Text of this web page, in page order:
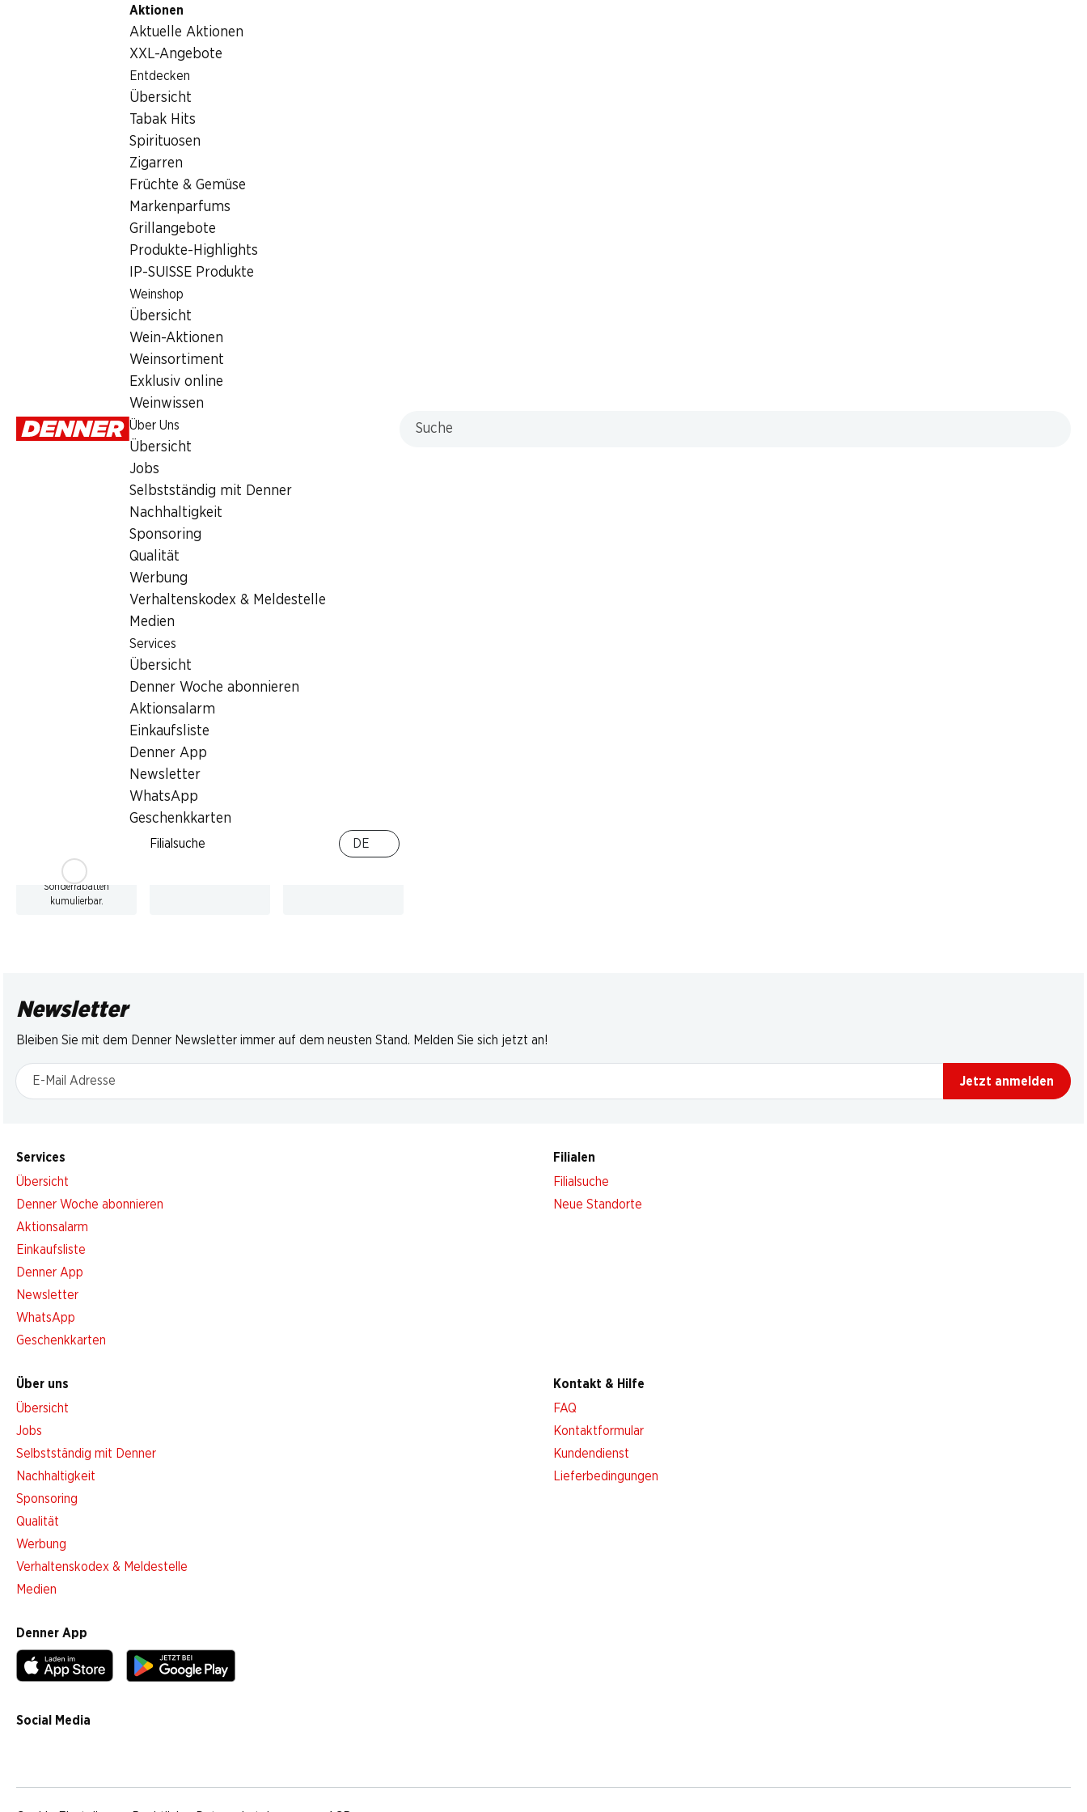
Aktionen
Aktuelle Aktionen
XXL-Angebote
Entdecken
Übersicht
Tabak Hits
Spirituosen
Zigarren
Früchte & Gemüse
Markenparfums
Grillangebote
Produkte-Highlights
IP-SUISSE Produkte
Weinshop
Übersicht
Wein-Aktionen
Weinsortiment
Exklusiv online
Weinwissen
Über Uns
Übersicht
Jobs
Selbstständig mit Denner
Nachhaltigkeit
Sponsoring
Qualität
Werbung
Verhaltenskodex & Meldestelle
Medien
Services
Übersicht
Denner Woche abonnieren
Aktionsalarm
Einkaufsliste
Denner App
Newsletter
WhatsApp
Geschenkkarten
Filialsuche DE
Nicht-Lebensmittel
Prokudent Zahnbürste Interdental Medium
1026041
Was andere Kunden kaufen
anderen Gutscheinen,
Sonderrabatten
kumulierbar.
32%
8.90 statt 13.20
Listerine
Care Zahnschutz
2 x 500 ml
Newsletter
Bleiben Sie mit dem Denner Newsletter immer auf dem neusten Stand. Melden Sie sich jetzt an!
E-Mail Adresse
Jetzt anmelden
Services
Übersicht
Denner Woche abonnieren
Aktionsalarm
Einkaufsliste
Denner App
Newsletter
WhatsApp
Geschenkkarten
Filialen
Filialsuche
Neue Standorte
Über uns
Übersicht
Jobs
Selbstständig mit Denner
Nachhaltigkeit
Sponsoring
Qualität
Werbung
Verhaltenskodex & Meldestelle
Medien
Kontakt & Hilfe
FAQ
Kontaktformular
Kundendienst
Lieferbedingungen
Denner App
Social Media